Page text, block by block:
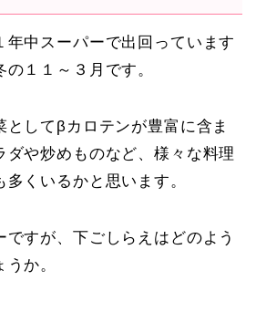
年中スーパーで出回っています
１１～３月です。
としてβカロテンが豊富に含ま
ダや炒めものなど、様々な料理
くいるかと思います。
ですが、下ごしらえはどのよう
か。